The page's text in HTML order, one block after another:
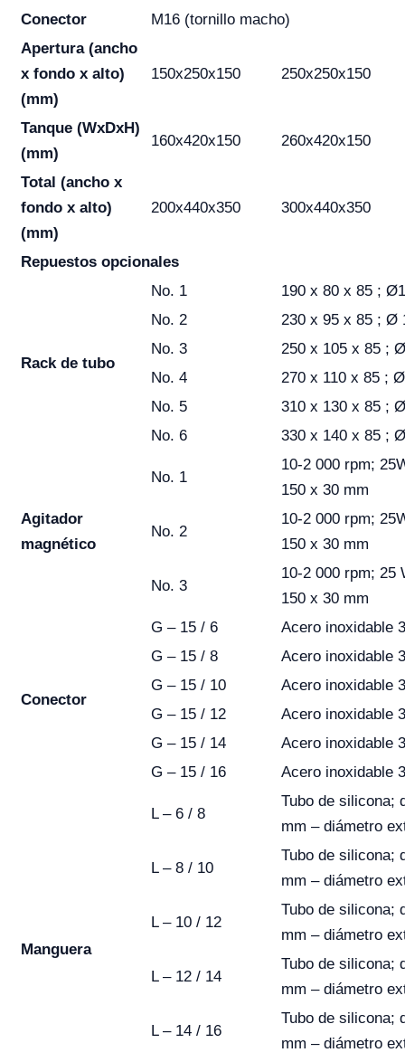
Conector
M16 (tornillo macho)
Apertura (ancho
x fondo x alto)
(mm)
150x250x150 250x250x150
Tanque (WxDxH)
(mm)
160x420x150 260x420x150
Total (ancho x
fondo x alto)
(mm)
200x440x350 300x440x350
Repuestos opcionales
Rack de tubo
No. 1
190 x 80 x 85 ;
No. 2
230 x 95 x 85 ; Ø
No. 3
250 x 105 x 85 ;
No. 4
270 x 110 x 85 ;
No. 5
310 x 130 x 85 ;
No. 6
330 x 140 x 85 ;
Agitador
magnético
No. 1
10-2 000 rpm;
150 x 30 mm
No. 2
10-2 000 rpm;
150 x 30 mm
No. 3
10-2 000 rpm; 25
150 x 30 mm
Conector
G – 15 / 6
Acero inoxidable
G – 15 / 8
Acero inoxidable
G – 15 / 10
Acero inoxidable
G – 15 / 12
Acero inoxidable
G – 15 / 14
Acero inoxidable
G – 15 / 16
Acero inoxidable
Manguera
L – 6 / 8
Tubo de silicona;
mm – diámetro
L – 8 / 10
Tubo de silicona;
mm – diámetro
L – 10 / 12
Tubo de silicona;
mm – diámetro
L – 12 / 14
Tubo de silicona;
mm – diámetro
L – 14 / 16
Tubo de silicona;
mm – diámetro